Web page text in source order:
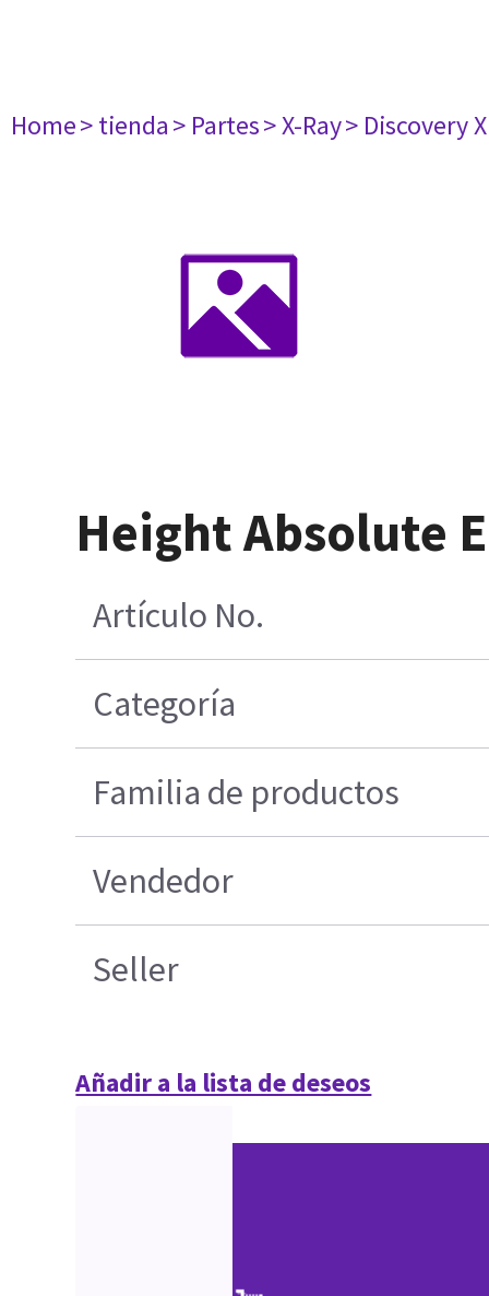
Home> tienda> Partes> X-Ray> Discovery
Height Absolute
Artículo No.
Categoría
Familia de productos
Vendedor
Seller
Añadir a la lista de deseos